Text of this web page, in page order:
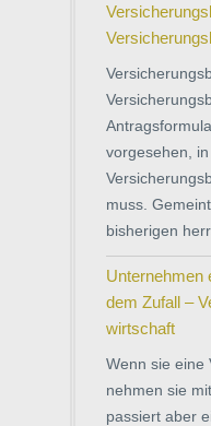
vorgesehen,
muss.
bisherigen
Unternehmen
dem Zufall –
wirtschaft
Wenn sie eine
nehmen sie
passiert aber